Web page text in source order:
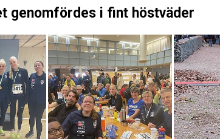
genomfördes i fint höstväder